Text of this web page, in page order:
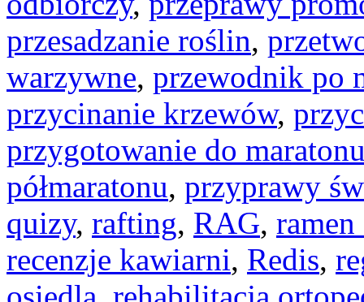
przesadzanie roślin,
warzywne, przewodnik po
przycinanie krzewów,
przygotowanie do
półmaratonu, przyprawy
quizy, rafting, RAG,
recenzje kawiarni, Redis,